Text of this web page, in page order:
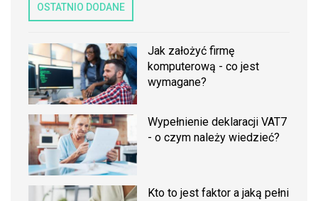
OSTATNIO DODANE
Jak założyć firmę
komputerową - co jest
wymagane?
Wypełnienie deklaracji VAT7
- o czym należy wiedzieć?
Kto to jest faktor a jaką pełni